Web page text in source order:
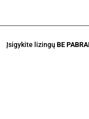
Įsigykite lizingų BE